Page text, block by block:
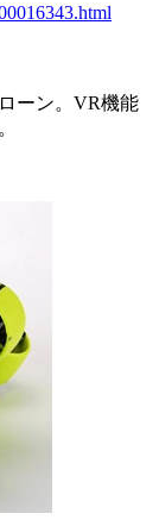
ーン。VR機能